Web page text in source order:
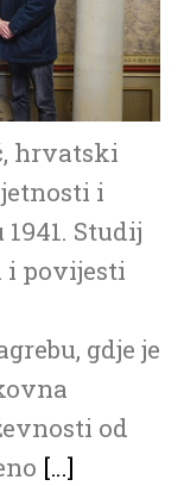
hrvatski
i
Studij
i povijesti
gdje je
od
[…]